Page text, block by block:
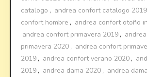
catalogo , andrea confort catalogo 2019
confort hombre , andrea confort otoño
andrea confort primavera 2019 ,
primavera 2020 , andrea confort
2019 , andrea confort verano 2020 ,
2019 , andrea dama 2020 , andrea